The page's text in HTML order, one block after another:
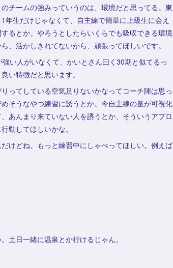
チームの強みっていうのは、環境だと思ってる。東
生だけじゃなくて、自主練で簡単に上級生に会え
るとか。やろうとしたらいくらでも吸収できる環境
、活かしきれてないから、頑張ってほしいです。
い人がいなくて、かいとさん曰く30期と似てるっ
い特徴だと思います。
ってしている空気足りないかなってコーチ陣は思っ
そうなやつ練習に誘うとか。今自主練の量が可視化
あんまり来ていない人を誘うとか、そういうアプロ
動してほしいかな。
けどね。もっと練習中にしゃべってほしい。例えば
土日一緒に温泉とか行けるじゃん。